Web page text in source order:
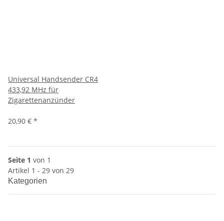
Universal Handsender CR4
433,92 MHz für
Zigarettenanzünder
20,90 € *
Seite 1 von 1
Artikel 1 - 29 von 29
Kategorien